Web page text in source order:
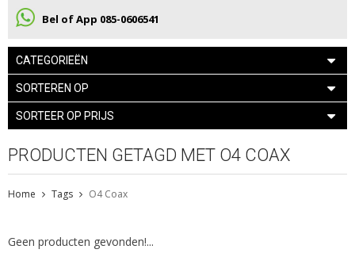
Bel of App 085-0606541
CATEGORIEËN
SORTEREN OP
SORTEER OP PRIJS
PRODUCTEN GETAGD MET O4 COAX
Home Tags O4 Coax
Geen producten gevonden!...